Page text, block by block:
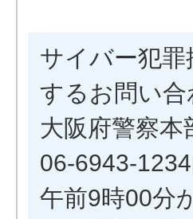
サイバー犯罪
するお問い合
大阪府警察本
06-6943-
午前9時00分